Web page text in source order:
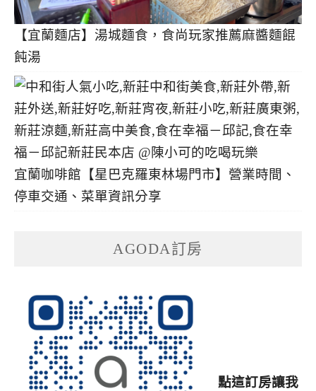
【宜蘭麵店】湯城麵食，食尚玩家推薦麻醬麵餛
飩湯
宜蘭咖啡館【星巴克羅東林場門市】營業時間、
停車交通、菜單資訊分享
AGODA訂房
點這訂房讓我